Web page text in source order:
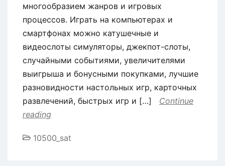
многообразием жанров и игровых
процессов. Играть на компьютерах и
смартфонах можно катушечные и
видеослоты симуляторы, джекпот-слоты,
случайными событиями, увеличителями
выигрыша и бонусными покупками, лучшие
разновидности настольных игр, карточных
развлечений, быстрых игр и […]
Continue
reading
10500_sat